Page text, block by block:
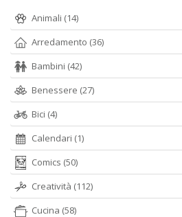
Animali (14)
Arredamento (36)
Bambini (42)
Benessere (27)
Bici (4)
Calendari (1)
Comics (50)
Creatività (112)
Cucina (58)